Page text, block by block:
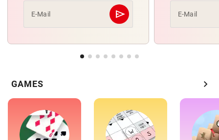
E-Mail send
Abschicken E-Mail
GAMES chevron_right